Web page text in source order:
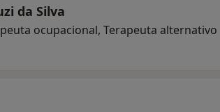
da Silva
ocupacional, Terapeuta alternativo